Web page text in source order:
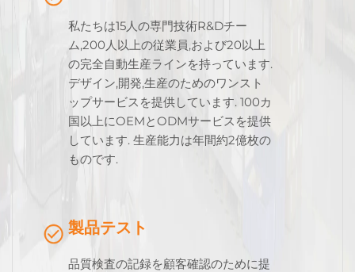
私たちは15人の専門技術R&Dチー
ム,200人以上の従業員,および20以上
の完全自動生産ラインを持っています.
デザイン,開発,生産のためのワンスト
ップサービスを提供しています. 100カ
国以上にOEMとODMサービスを提供
しています. 生産能力は年間約2億枚の
ものです.
製品テスト
品質検査の記録を顧客確認のために提